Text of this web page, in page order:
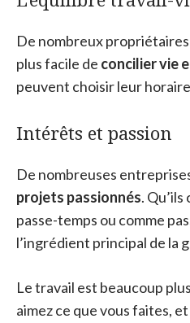
De nombreux
plus facile de concilier vie
peuvent choisir leur
Intérêts et passion
De nombreuses
projets passionnés.
passe-temps ou comme
l’ingrédient principal de la
Le travail est beaucoup
aimez ce que vous faites,